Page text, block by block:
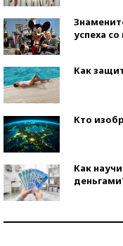
успеха
Как
Кто
Как